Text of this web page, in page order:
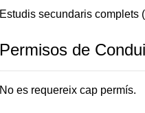
Estudis secundaris complets
Permisos de
No es requereix cap permís.